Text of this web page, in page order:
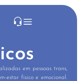
em pessoas trans,
estar físico e emocional.